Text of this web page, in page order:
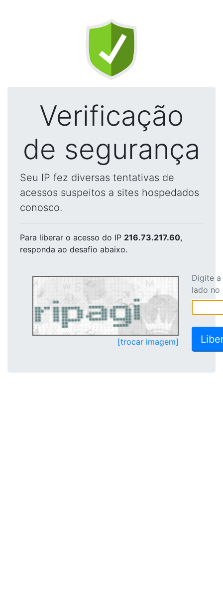
Verificação
de segurança
Seu IP fez diversas tentativas de
acessos suspeitos a sites hospedados
conosco.
Para liberar o acesso do IP 216.73.217.60,
responda ao desafio abaixo.
[trocar imagem]
Digite
lado no